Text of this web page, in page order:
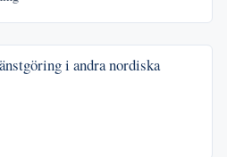
i andra nordiska